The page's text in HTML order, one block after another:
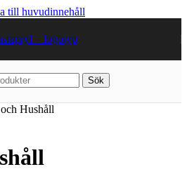
till huvudinnehåll
Sök
Hushåll